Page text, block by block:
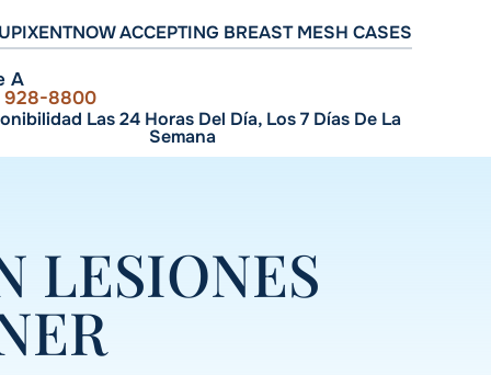
NOW ACCEPTING BREAST MESH CASES
A
928-8800
Las 24 Horas Del Día, Los 7 Días De La
Semana
LESIONES